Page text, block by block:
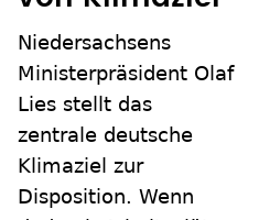
Niedersachsens
Ministerpräsident Olaf
Lies stellt das
zentrale deutsche
Klimaziel zur
Disposition. Wenn